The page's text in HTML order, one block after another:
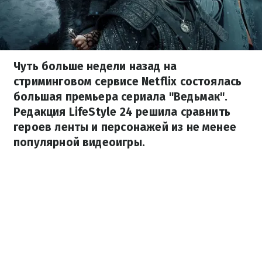
Чуть больше недели назад на
стриминговом сервисе Netflix состоялась
большая премьера сериала "Ведьмак".
Редакция LifeStyle 24 решила сравнить
героев ленты и персонажей из не менее
популярной видеоигры.